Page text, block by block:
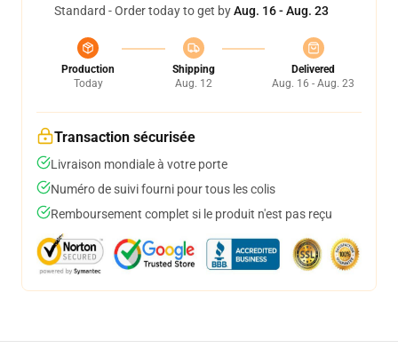
Standard - Order today to get byAug. 16 - Aug. 23
Production
Today
Shipping
Aug. 12
Delivered
Aug. 16 - Aug. 23
Transaction sécurisée
Livraison mondiale à votre porte
Numéro de suivi fourni pour tous les colis
Remboursement complet si le produit n'est pas reçu